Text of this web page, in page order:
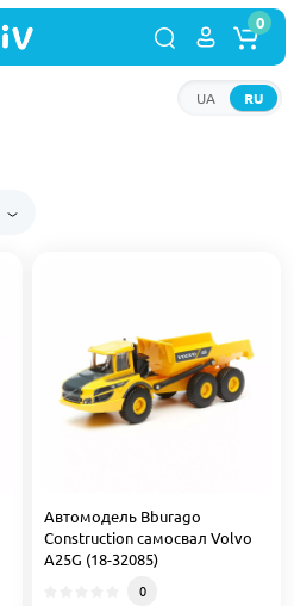
RU
UA
0
Автомодель Bburago
Construction самосвал Volvo
A25G (18-32085)
0